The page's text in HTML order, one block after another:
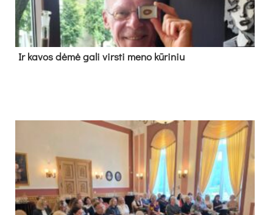
Ir ka­vos dė­mė ga­li virs­ti me­no kū­ri­niu